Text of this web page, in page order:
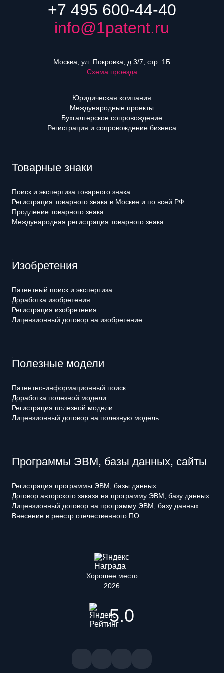
+7 495 600-44-40
info@1patent.ru
Москва, ул. Покровка, д.3/7, стр. 1Б
Схема проезда
Юридическая компания
Международные проекты
Бухгалтерское сопровождение
Регистрация и сопровождение бизнеса
Товарные знаки
Поиск и экспертиза товарного знака
Регистрация товарного знака в Москве и по всей РФ
Продление товарного знака
Международная регистрация товарного знака
Изобретения
Патентный поиск и экспертиза
Доработка изобретения
Регистрация изобретения
Лицензионный договор на изобретение
Полезные модели
Патентно-информационный поиск
Доработка полезной модели
Регистрация полезной модели
Лицензионный договор на полезную модель
Программы ЭВМ, базы данных, сайты
Регистрация программы ЭВМ, базы данных
Договор авторского заказа на программу ЭВМ, базу данных
Лицензионный договор на программу ЭВМ, базу данных
Внесение в реестр отечественного ПО
Хорошее место
2026
5.0